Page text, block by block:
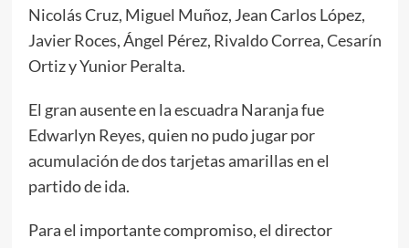
Nicolás Cruz, Miguel Muñoz, Jean Carlos López,
Javier Roces, Ángel Pérez, Rivaldo Correa, Cesarín
Ortiz y Yunior Peralta.
El gran ausente en la escuadra Naranja fue
Edwarlyn Reyes, quien no pudo jugar por
acumulación de dos tarjetas amarillas en el
partido de ida.
Para el importante compromiso, el director